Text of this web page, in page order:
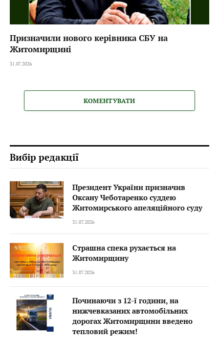
Призначили нового керівника СБУ на
Житомирщині
31.07.2026
КОМЕНТУВАТИ
Вибір редакції
Президент України призначив
Оксану Чеботаренко суддею
Житомирського апеляційного суду
31.07.2026
Страшна спека рухається на
Житомирщину
31.07.2026
Починаючи з 12-ї години, на
нижчевказаних автомобільних
дорогах Житомирщини введено
тепловий режим!